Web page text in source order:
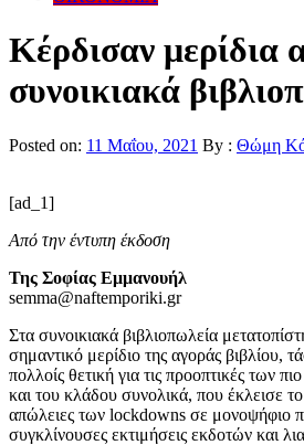
Κέρδισαν μερίδια
συνοικιακά
Posted on: 11 Μαΐου, 2021 By : Θώμη
[ad_1]
Από την έντυπη έκδοση
Της Σοφίας Εμμανουήλ
semma@naftemporiki.gr
Στα συνοικιακά βιβλιοπωλεία
σημαντικό μερίδιο της αγοράς βιβλίου,
πολλοίς θετική για τις προοπτικές των
και του κλάδου συνολικά, που έκλεισε το
απώλειες των lockdowns σε μονοψήφιο
συγκλίνουσες εκτιμήσεις εκδοτών και